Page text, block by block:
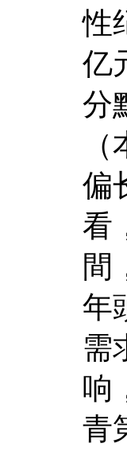
性
亿
分
偏
看
間
年
需
响
青